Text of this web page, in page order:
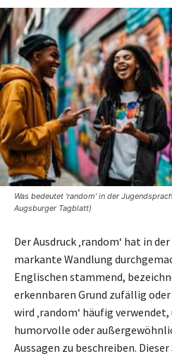
Was bedeutet 'random' in der
Augsburger Tagblatt)
Der Ausdruck ‚random‘ hat in
markante Wandlung
Englischen stammend,
erkennbaren Grund zufällig
wird ‚random‘ häufig
humorvolle oder
Aussagen zu beschreiben.